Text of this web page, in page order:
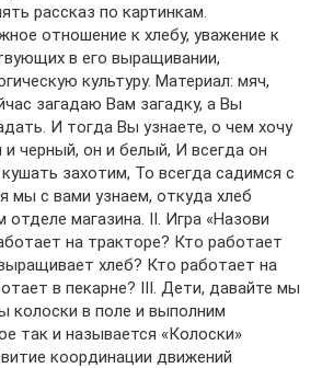
рассказ по картинкам.
отношение к хлебу, уважение к
в его выращивании,
культуру. Материал: мяч,
загадаю Вам загадку, а Вы
И тогда Вы узнаете, о чем хочу
и черный, он и белый, И всегда он
захотим, То всегда садимся с
мы с вами узнаем, откуда хлеб
отделе магазина. II. Игра «Назови
на тракторе? Кто работает
хлеб? Кто работает на
в пекарне? III. Дети, давайте мы
колоски в поле и выполним
так и называется «Колоски»
координации движений